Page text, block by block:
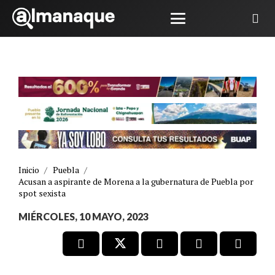
Inicio / Puebla /
Acusan a aspirante de Morena a la gubernatura de Puebla por
spot sexista
MIÉRCOLES, 10 MAYO, 2023